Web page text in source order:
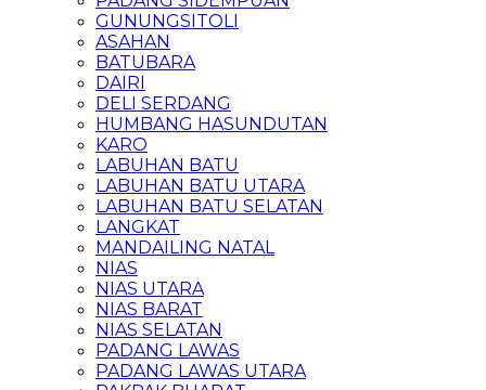
GUNUNGSITOLI
ASAHAN
BATUBARA
DAIRI
DELI SERDANG
HUMBANG HASUNDUTAN
KARO
LABUHAN BATU
LABUHAN BATU UTARA
LABUHAN BATU SELATAN
LANGKAT
MANDAILING NATAL
NIAS
NIAS UTARA
NIAS BARAT
NIAS SELATAN
PADANG LAWAS
PADANG LAWAS UTARA